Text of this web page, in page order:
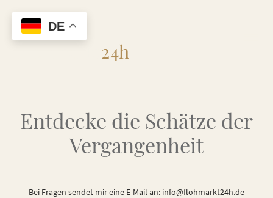
24h
Entdecke die Schätze der
Vergangenheit
Bei Fragen sendet mir eine E-Mail an: info@flohmarkt24h.de
DE